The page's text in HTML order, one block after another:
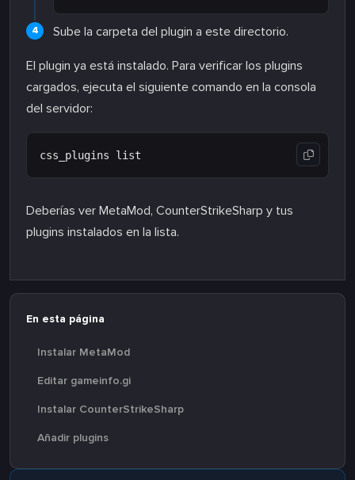
Sube la carpeta del plugin a este directorio.
El plugin ya está instalado. Para verificar los plugins
cargados, ejecuta el siguiente comando en la consola
del servidor:
Deberías ver MetaMod, CounterStrikeSharp y tus
plugins instalados en la lista.
En esta página
Instalar MetaMod
Editar gameinfo.gi
Instalar CounterStrikeSharp
Añadir plugins